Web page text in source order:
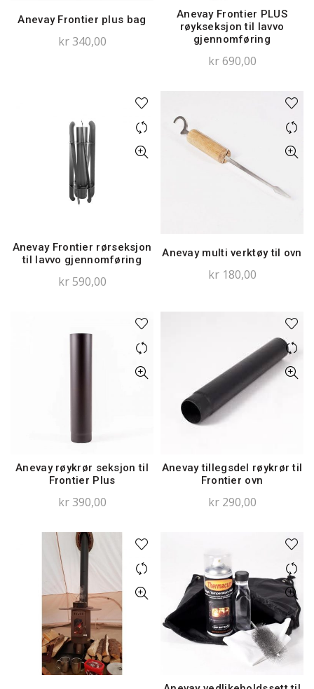
Anevay Frontier plus bag
kr340,00
Anevay Frontier PLUS
røykseksjon til lavvo
gjennomføring
kr690,00
Anevay Frontier rørseksjon
til lavvo gjennomføring
kr590,00
Anevay multi verktøy til ovn
kr180,00
Anevay røykrør seksjon til
Frontier Plus
kr390,00
Anevay tillegsdel røykrør til
Frontier ovn
kr290,00